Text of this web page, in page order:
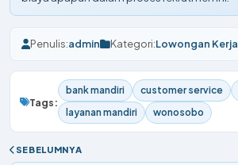
Penulis:admin Kategori:Lowongan Kerja
Tags:
bank mandiri customer service
layanan mandiri
wonosobo
SEBELUMNYA